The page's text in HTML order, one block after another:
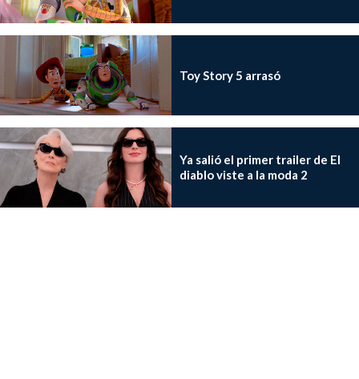
Toy Story 5 arrasó
Ya salió el primer trailer de El
diablo viste a la moda 2